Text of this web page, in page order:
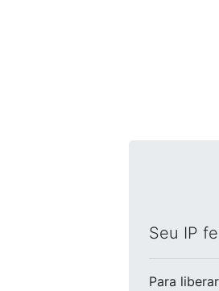
Seu IP
Para